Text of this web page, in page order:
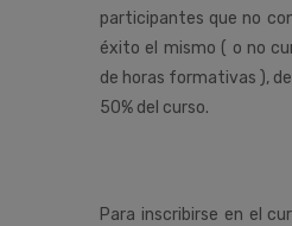
participantes que no
éxito el mismo ( o no
de horas formativas ),
50% del curso.
Para inscribirse en el